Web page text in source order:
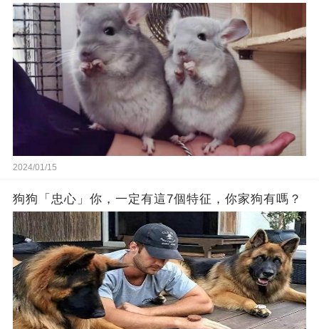
2024/01/15
狗狗「忠心」你，一定有這7個特征，你家狗有嗎？